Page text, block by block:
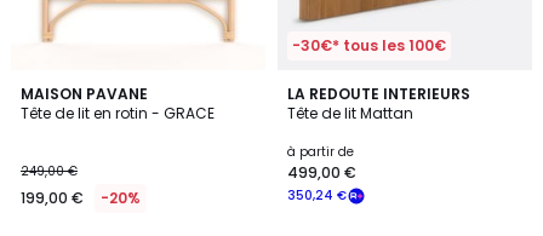
MAISON PAVANE
Tête de lit en rotin - GRACE
249,00 €
199,00 € -20%
4,4
/ 5
-30€* tous les 100€
LA REDOUTE INTERIEURS
Tête de lit Mattan
à partir de
350,24 €
499,00 €
4,1
/ 5